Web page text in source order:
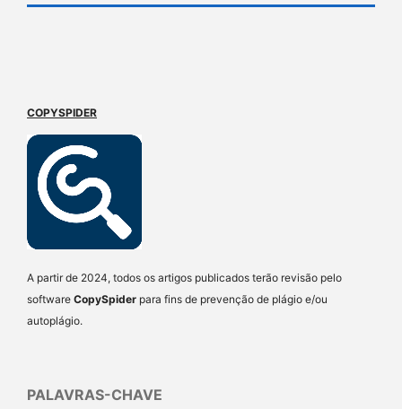
COPYSPIDER
A partir de 2024, todos os artigos publicados terão revisão pelo
software CopySpider para fins de prevenção de plágio e/ou
autoplágio.
PALAVRAS-CHAVE